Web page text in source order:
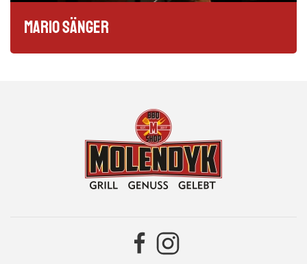
Mario Sänger